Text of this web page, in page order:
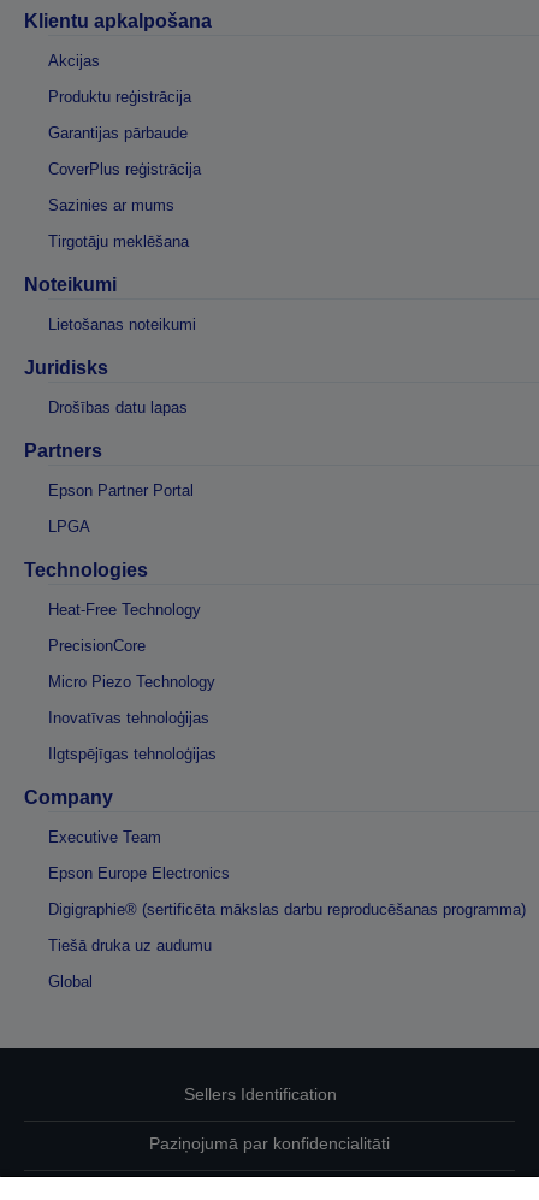
Klientu apkalpošana
Akcijas
Produktu reģistrācija
Garantijas pārbaude
CoverPlus reģistrācija
Sazinies ar mums
Tirgotāju meklēšana
Noteikumi
Lietošanas noteikumi
Juridisks
Drošības datu lapas
Partners
Epson Partner Portal
LPGA
Technologies
Heat-Free Technology
PrecisionCore
Micro Piezo Technology
Inovatīvas tehnoloģijas
Ilgtspējīgas tehnoloģijas
Company
Executive Team
Epson Europe Electronics
Digigraphie® (sertificēta mākslas darbu reproducēšanas programma)
Tiešā druka uz audumu
Global
Sellers Identification
Paziņojumā par konfidencialitāti